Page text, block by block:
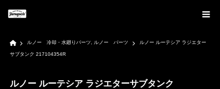
Home
ルノー 冷却・水廻りパーツ ルノー パーツ ルノー ルーテシア ラジエター
サブタンク 217104354R
ルノー ルーテシア ラジエターサブタンク